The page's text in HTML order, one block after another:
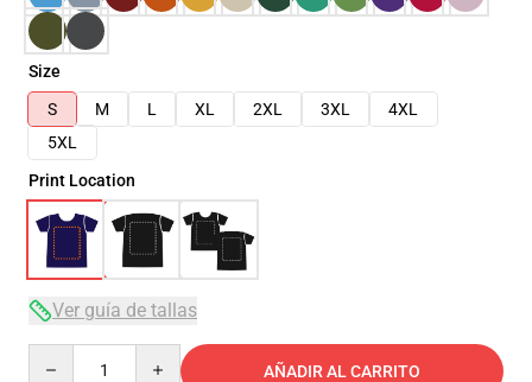
Size
S
M L XL 2XL 3XL
4XL
5XL
Print Location
Ver guía de tallas
AÑADIR AL CARRITO